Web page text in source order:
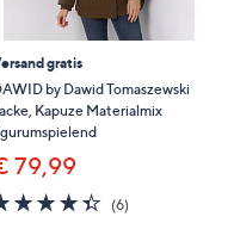
gratis
by Dawid Tomaszewski
Kapuze Materialmix
79,99
4.3
von
(6)